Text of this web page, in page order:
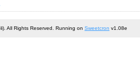
All Rights Reserved. Running on Sweetcron v1.08e